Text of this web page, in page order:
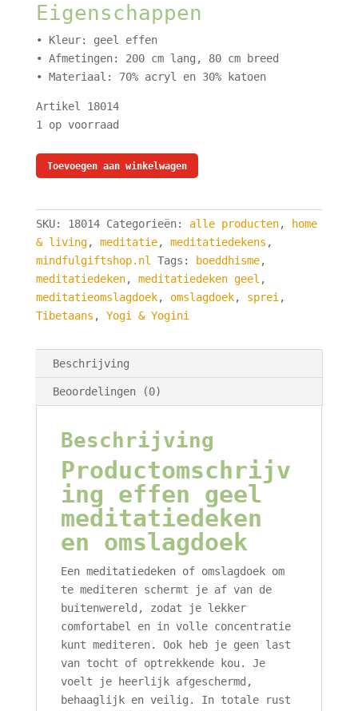
Eigenschappen
• Kleur: geel effen
• Afmetingen: 200 cm lang, 80 cm breed
• Materiaal: 70% acryl en 30% katoen
Artikel 18014
1 op voorraad
Meditatiedeken
Geel
omslagdoek
Omslagdoek
Effen
Geel
80
Toevoegen aan winkelwagen
SKU: 18014 Categorieën: alle producten,
home
& living, meditatie, meditatiedekens ,
mindfulgiftshop.nl
Tags: boeddhisme,
meditatiedeken, meditatiedeken geel ,
meditatieomslagdoek, omslagdoek, sprei ,
Tibetaans , Yogi & Yogini
Beschrijving
Beoordelingen (0)
Beschrijving
Productomschrijv
ing effen geel
meditatiedeken
en omslagdoek
Een meditatiedeken of omslagdoek om
te mediteren schermt je af van de
buitenwereld, zodat je lekker
comfortabel en in volle concentratie
kunt mediteren. Ook heb je geen last
van tocht of optrekkende kou. Je
voelt je heerlijk afgeschermd,
behaaglijk en veilig. In totale rust